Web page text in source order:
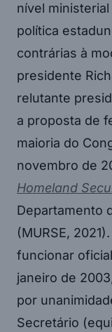
nível ministerial
política
contrárias à
presidente
relutante
a proposta de
maioria do
novembro de
Homeland
Departamento
(MURSE,
funcionar
janeiro de
por
Secretário